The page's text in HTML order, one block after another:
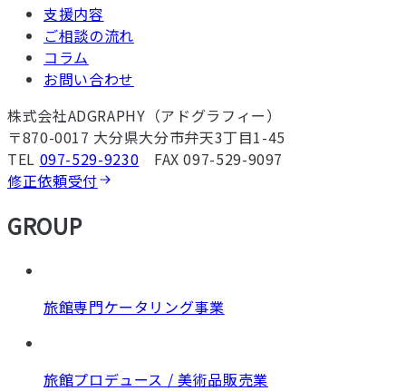
支援内容
ご相談の流れ
コラム
お問い合わせ
株式会社ADGRAPHY（アドグラフィー）
〒870-0017 大分県大分市弁天3丁目1-45
TEL 097-529-9230 FAX 097-529-9097
修正依頼受付
GROUP
旅館専門ケータリング事業
旅館プロデュース / 美術品販売業